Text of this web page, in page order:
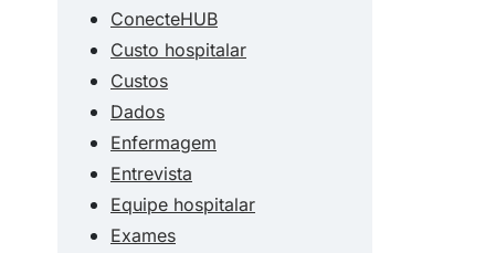
ConecteHUB
Custo hospitalar
Custos
Dados
Enfermagem
Entrevista
Equipe hospitalar
Exames